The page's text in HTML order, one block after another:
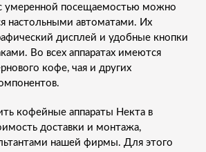
умеренной посещаемостью можно
настольными автоматами. Их
дисплей и удобные кнопки
Во всех аппаратах имеются
кофе, чая и других
кофейные аппараты Некта в
доставки и монтажа,
нашей фирмы. Для этого